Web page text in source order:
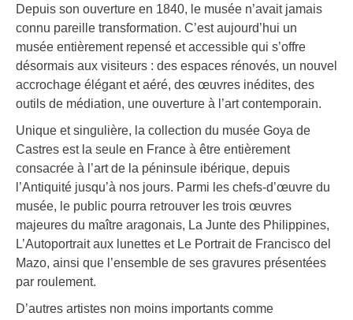
Depuis son ouverture en 1840, le musée n’avait jamais
connu pareille transformation. C’est aujourd’hui un
musée entièrement repensé et accessible qui s’offre
désormais aux visiteurs : des espaces rénovés, un nouvel
accrochage élégant et aéré, des œuvres inédites, des
outils de médiation, une ouverture à l’art contemporain.
Unique et singulière, la collection du musée Goya de
Castres est la seule en France à être entièrement
consacrée à l’art de la péninsule ibérique, depuis
l’Antiquité jusqu’à nos jours. Parmi les chefs-d’œuvre du
musée, le public pourra retrouver les trois œuvres
majeures du maître aragonais, La Junte des Philippines,
L’Autoportrait aux lunettes et Le Portrait de Francisco del
Mazo, ainsi que l’ensemble de ses gravures présentées
par roulement.
D’autres artistes non moins importants comme